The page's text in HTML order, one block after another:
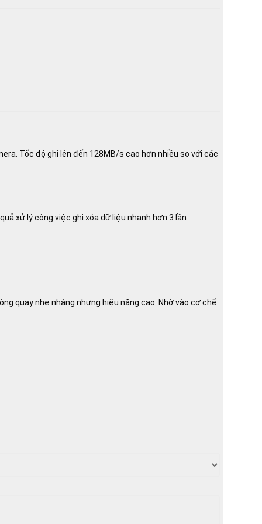
Tốc độ ghi lên đến 128MB/s cao hơn nhiều so với các
xử lý công việc ghi xóa dữ liệu nhanh hơn 3 lần
quay nhẹ nhàng nhưng hiệu năng cao. Nhờ vào cơ chế